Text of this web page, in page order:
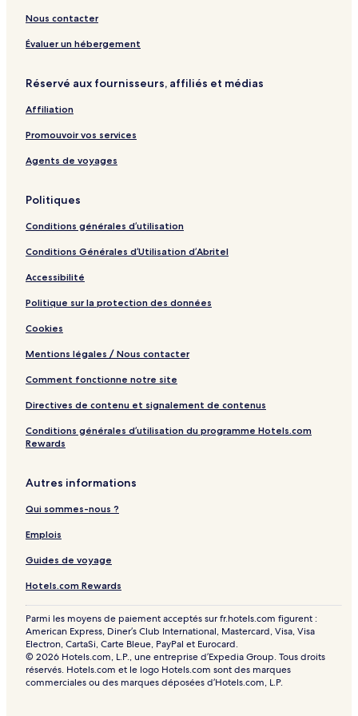
c
u
v
r
e
Z
n
b
r
a
a
m
n
t
s
t
l
Nous contacter
Évaluer un hébergement
Réservé aux fournisseurs, affiliés et médias
Affiliation
Promouvoir vos services
Agents de voyages
Politiques
Conditions générales d’utilisation
Conditions Générales d’Utilisation d’Abritel
Accessibilité
Politique sur la protection des données
Cookies
Mentions légales / Nous contacter
Comment fonctionne notre site
Directives de contenu et signalement de contenus
Conditions générales d’utilisation du programme Hotels.com
Rewards
Autres informations
Qui sommes-nous ?
Emplois
Guides de voyage
Hotels.com Rewards
Parmi les moyens de paiement acceptés sur fr.hotels.com figurent :
American Express, Diner’s Club International, Mastercard, Visa, Visa
Electron, CartaSi, Carte Bleue, PayPal et Eurocard.
© 2026 Hotels.com, L.P., une entreprise d’Expedia Group. Tous droits
réservés. Hotels.com et le logo Hotels.com sont des marques
commerciales ou des marques déposées d’Hotels.com, L.P.